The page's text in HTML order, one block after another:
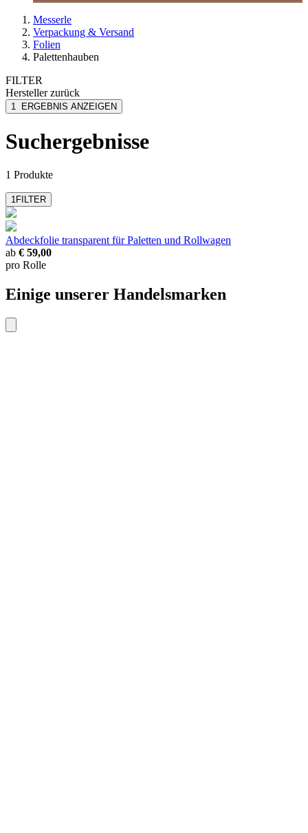
Messerle
Verpackung & Versand
Folien
Palettenhauben
FILTER
Herstellerzurück
Factory
1 ERGEBNIS ANZEIGEN
Suchergebnisse
1 Produkte
1FILTER
Abdeckfolie transparent für Paletten und Rollwagen
ab € 59,00
pro Rolle
Einige unserer Handelsmarken